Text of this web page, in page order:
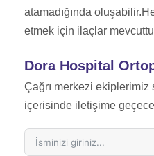
atamadığında
etmek için ilaçlar
Dora Hospital
Çağrı merkezi ekiplerimiz
içerisinde iletişime